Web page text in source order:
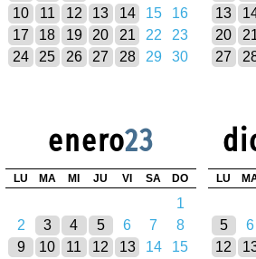
10
11 12 13 14 15
16
17
18 19 20 21 22
23
24
25 26 27 28 29 30
13
20
27
enero23
LU MA MI JU VI SA DO
1
2
3 4 5 6 7
8
9
10 11 12 13 14
15
LU
5
6
12